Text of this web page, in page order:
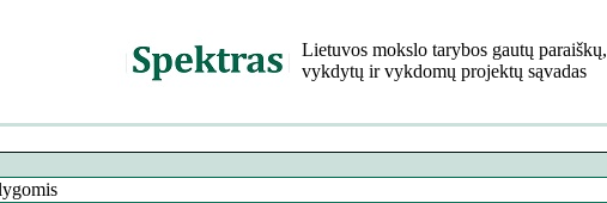
Lietuvos mokslo tarybos gautų paraiškų,
vykdytų ir vykdomų projektų sąvadas